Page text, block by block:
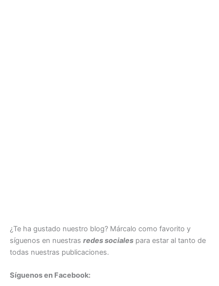
¿Te ha gustado nuestro blog? Márcalo como favorito y
síguenos en nuestras redes sociales para estar al tanto de
todas nuestras publicaciones.
Síguenos en Facebook: